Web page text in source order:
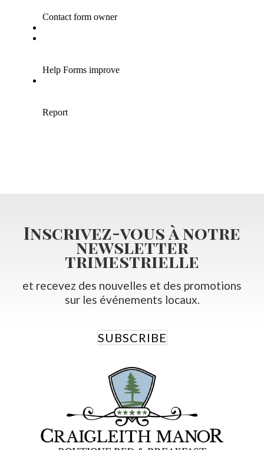
Inscrivez-vous à notre
newsletter
trimestrielle
et recevez des nouvelles et des promotions
sur les événements locaux.
SUBSCRIBE